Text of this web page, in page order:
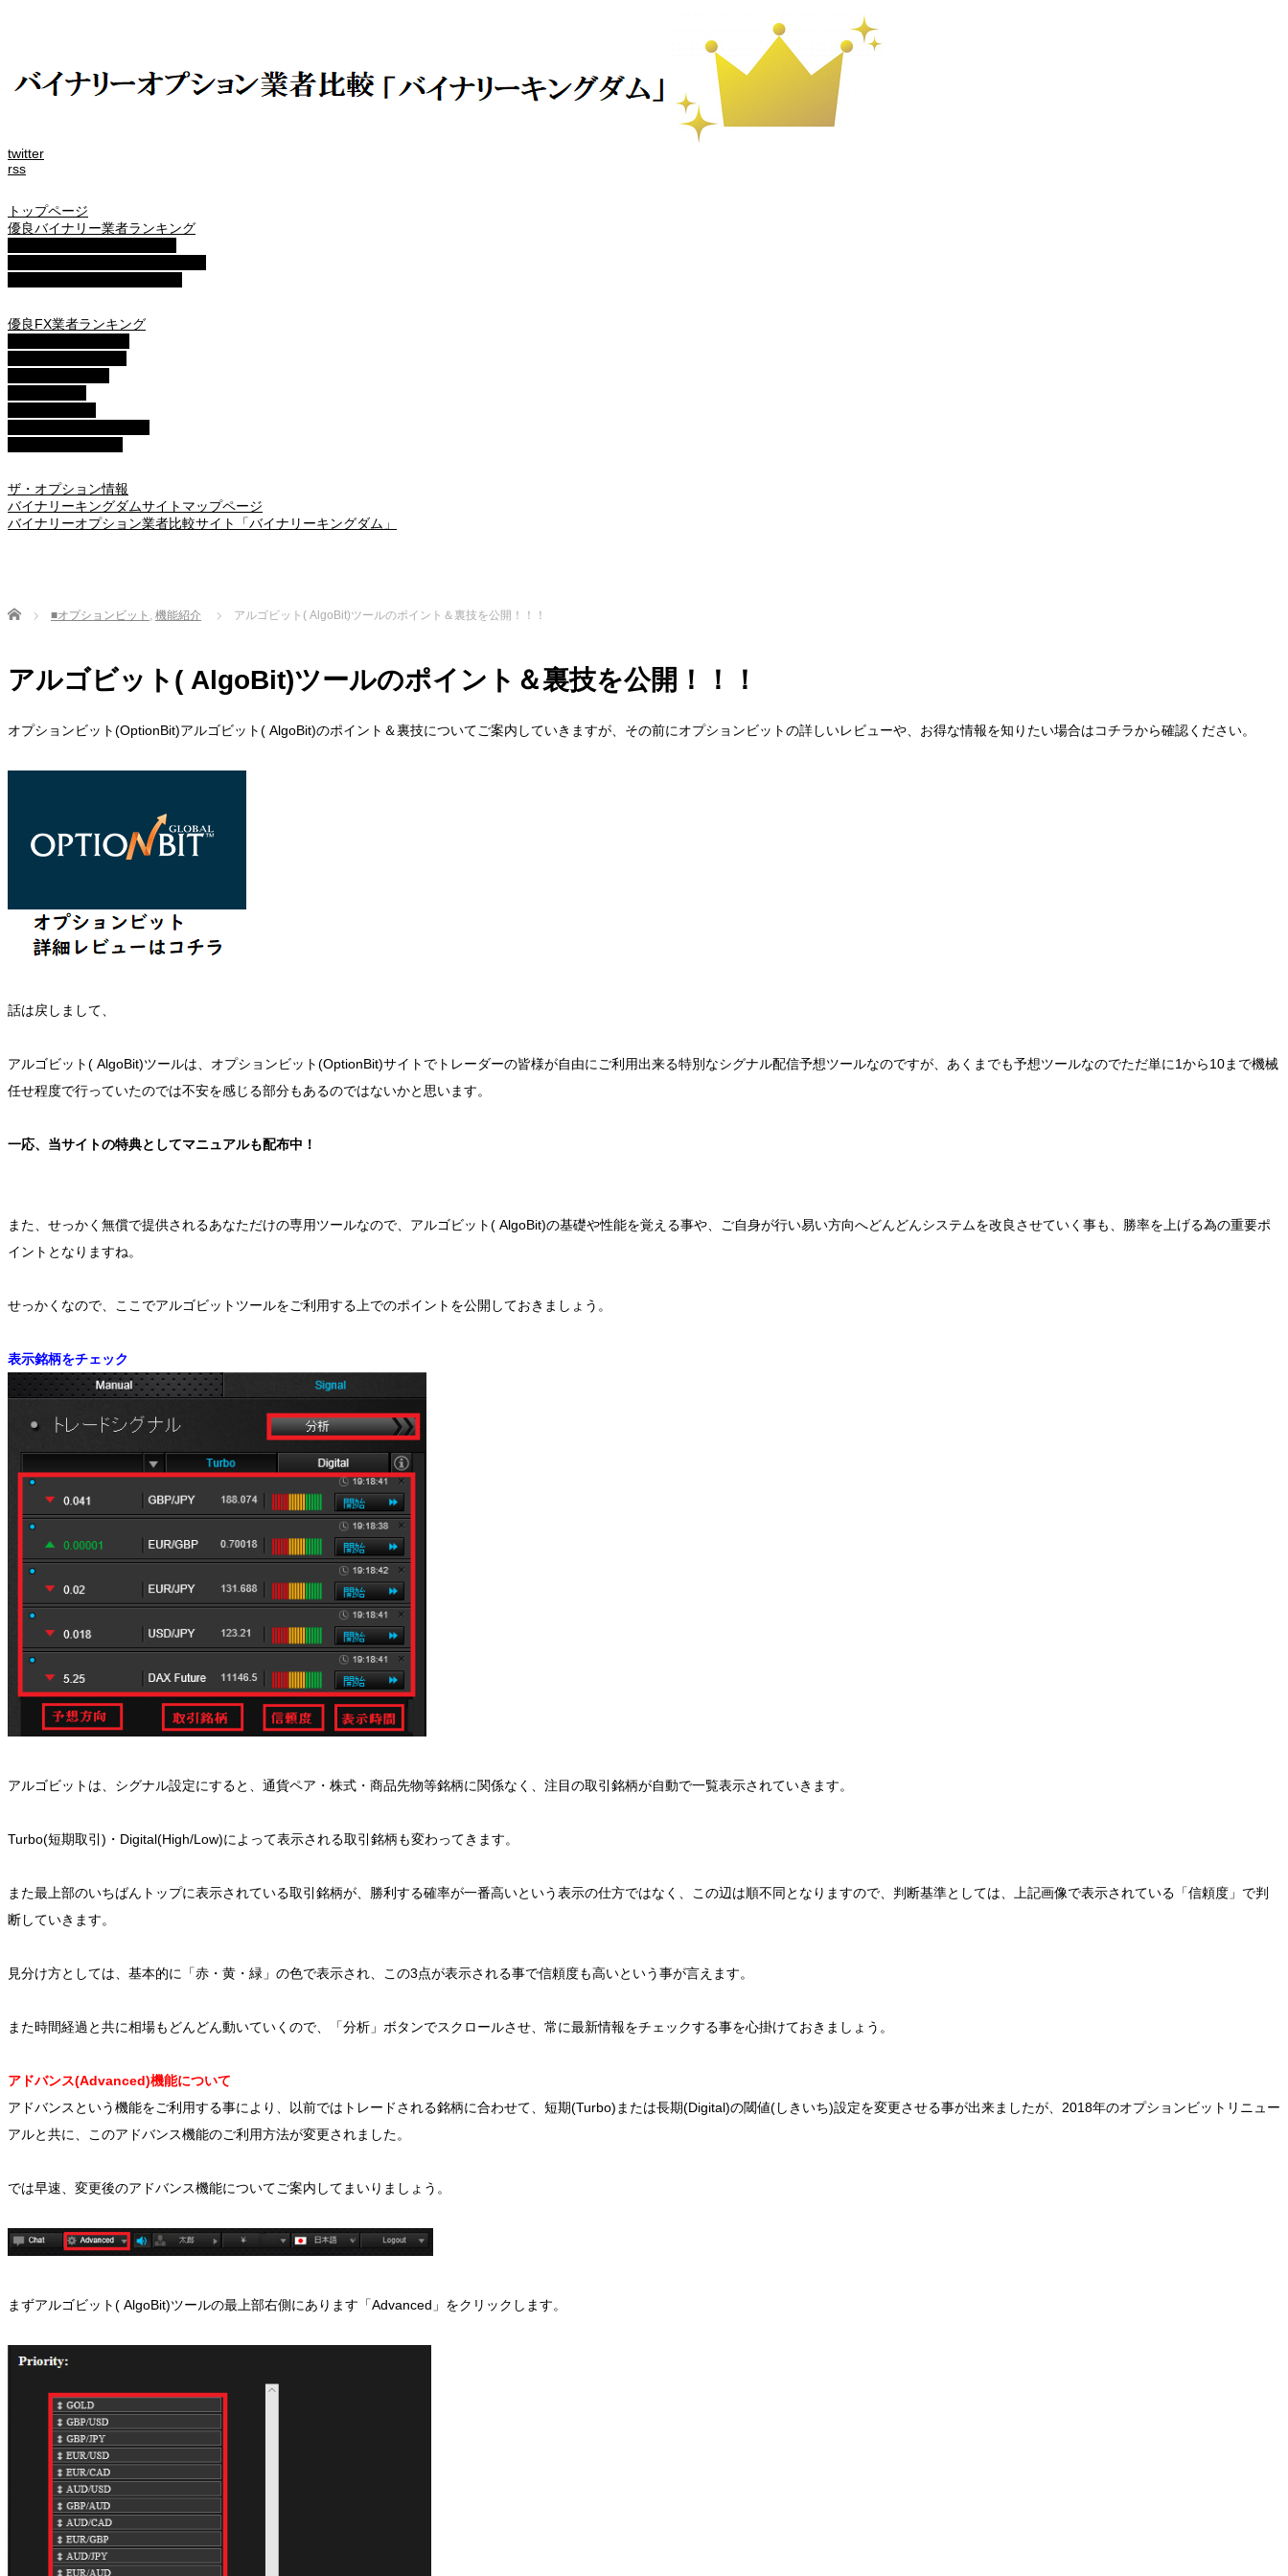
twitter
rss
トップページ
優良バイナリー業者ランキング
優良FX業者ランキング
ザ・オプション情報
バイナリーキングダムサイトマップページ
バイナリーオプション業者比較サイト「バイナリーキングダム」
Home ■オプションビット , 機能紹介 アルゴビット( AlgoBit)ツールのポイント＆裏技を公開！！！
アルゴビット( AlgoBit)ツールのポイント＆裏技を公開！！！
オプションビット(OptionBit)アルゴビット( AlgoBit)のポイント＆裏技についてご案内していきますが、その前にオプションビットの詳しいレビューや、お得な情報を知りたい場合はコチラから確認ください。
話は戻しまして、
アルゴビット( AlgoBit)ツールは、オプションビット(OptionBit)サイトでトレーダーの皆様が自由にご利用出来る特別なシグナル配信予想ツールなのですが、あくまでも予想ツールなのでただ単に1から10まで機械
任せ程度で行っていたのでは不安を感じる部分もあるのではないかと思います。
一応、当サイトの特典としてマニュアルも配布中！
また、せっかく無償で提供されるあなただけの専用ツールなので、アルゴビット( AlgoBit)の基礎や性能を覚える事や、ご自身が行い易い方向へどんどんシステムを改良させていく事も、勝率を上げる為の重要ポ
イントとなりますね。
せっかくなので、ここでアルゴビットツールをご利用する上でのポイントを公開しておきましょう。
表示銘柄をチェック
アルゴビットは、シグナル設定にすると、通貨ペア・株式・商品先物等銘柄に関係なく、注目の取引銘柄が自動で一覧表示されていきます。
Turbo(短期取引)・Digital(High/Low)によって表示される取引銘柄も変わってきます。
また最上部のいちばんトップに表示されている取引銘柄が、勝利する確率が一番高いという表示の仕方ではなく、この辺は順不同となりますので、判断基準としては、上記画像で表示されている「信頼度」で判
断していきます。
見分け方としては、基本的に「赤・黄・緑」の色で表示され、この3点が表示される事で信頼度も高いという事が言えます。
また時間経過と共に相場もどんどん動いていくので、「分析」ボタンでスクロールさせ、常に最新情報をチェックする事を心掛けておきましょう。
アドバンス(Advanced)機能について
アドバンスという機能をご利用する事により、以前ではトレードされる銘柄に合わせて、短期(Turbo)または長期(Digital)の閾値(しきいち)設定を変更させる事が出来ましたが、2018年のオプションビットリニュー
アルと共に、このアドバンス機能のご利用方法が変更されました。
では早速、変更後のアドバンス機能についてご案内してまいりましょう。
まずアルゴビット( AlgoBit)ツールの最上部右側にあります「Advanced」をクリックします。